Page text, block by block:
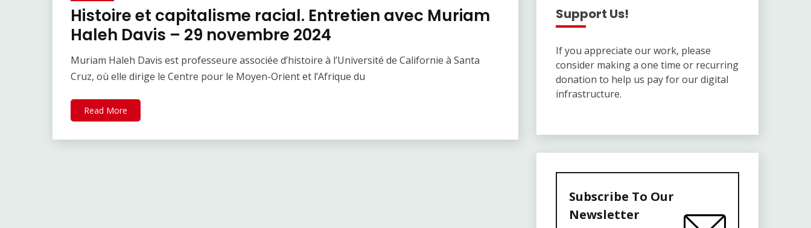
Histoire et capitalisme racial. Entretien avec Muriam
Haleh Davis – 29 novembre 2024
Muriam Haleh Davis est professeure associée d’histoire à l’Université de Californie à Santa
Cruz, où elle dirige le Centre pour le Moyen-Orient et l’Afrique du
Read More
Support Us!
If you appreciate our work, please
consider making a one time or recurring
donation to help us pay for our digital
infrastructure.
Subscribe To Our
Newsletter